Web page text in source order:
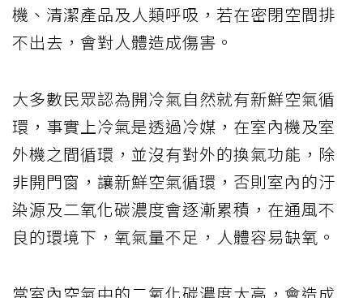
機、清潔產品及人類呼吸，若在密閉空間排
不出去，會對人體造成傷害。
大多數民眾認為開冷氣自然就有新鮮空氣循
環，事實上冷氣是透過冷媒，在室內機及室
外機之間循環，並沒有對外的換氣功能，除
非開門窗，讓新鮮空氣循環，否則室內的汙
染源及二氧化碳濃度會逐漸累積，在通風不
良的環境下，氧氣量不足，人體容易缺氧。
當室內空氣中的二氧化碳濃度太高，會造成